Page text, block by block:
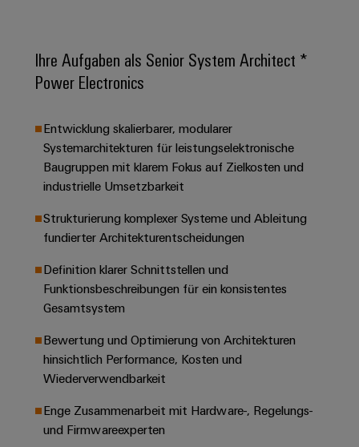
für
bewährte
Energieerzeugung
Lösungen
für
verschiedene
Segmente
der
Maschinen
und
Fabrikautomation
Öl
&
Gas
Betrieb
mit
vernetzten
für
die
Prozessindustrie
Energiemanagement-
IIoT
&
Automation
Software
Industrial
Analytics
Industrial
Automation
Industrial
IoT
Security
PV
Generatoranschlusskasten
Automatisierung
Software
I/O-
Systeme
Industrial
Ethernet
Panels
Daten
Reparatur
und
Ersatzteile
Trainings
und
Webinare
PSIRT
Digitale
Bestellmöglichkeiten
eShop
Unsere
Partner
and
Automation
Partner
Netzwerk
IIoT
Automation
Solution
Partner
finden
Solution
Partner
-
Systemintegratoren
Veranstaltungen
Termine
Workshops
für
Schulklassen
Stellenbörse
Ihre Aufgaben als Senior System Architect *
Power Electronics
Entwicklung skalierbarer, modularer
Systemarchitekturen für leistungselektronische
Baugruppen mit klarem Fokus auf Zielkosten und
industrielle Umsetzbarkeit
Strukturierung komplexer Systeme und Ableitung
fundierter Architekturentscheidungen
Definition klarer Schnittstellen und
Funktionsbeschreibungen für ein konsistentes
Gesamtsystem
Bewertung und Optimierung von Architekturen
hinsichtlich Performance, Kosten und
Wiederverwendbarkeit
Enge Zusammenarbeit mit Hardware-, Regelungs-
und Firmwareexperten